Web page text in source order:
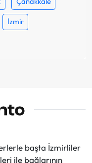
İzmir
başta İzmirliler
ile bağlarının